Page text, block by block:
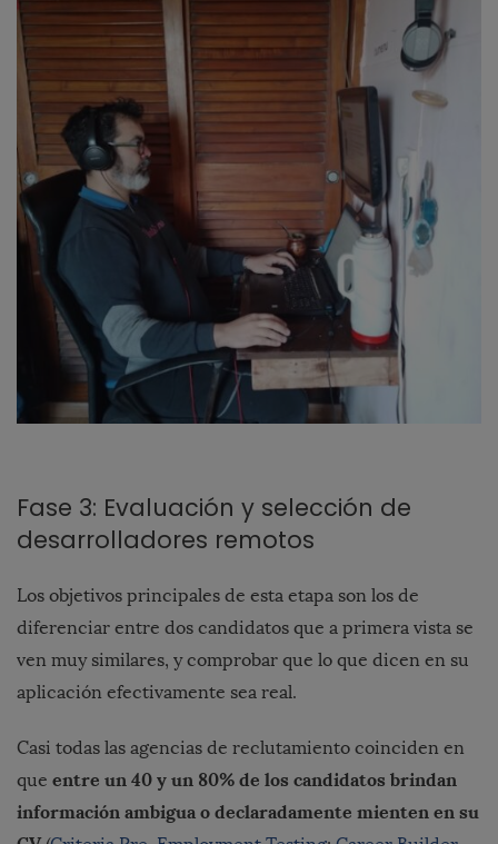
Fase 3: Evaluación y selección de
desarrolladores remotos
Los objetivos principales de esta etapa son los de
diferenciar entre dos candidatos que a primera vista se
ven muy similares, y comprobar que lo que dicen en su
aplicación efectivamente sea real.
Casi todas las agencias de reclutamiento coinciden en
que entre un 40 y un 80% de los candidatos brindan
información ambigua o declaradamente mienten en su